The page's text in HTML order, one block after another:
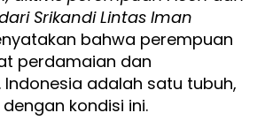
Srikandi Lintas Iman
bahwa perempuan
perdamaian dan
adalah satu tubuh,
kondisi ini.